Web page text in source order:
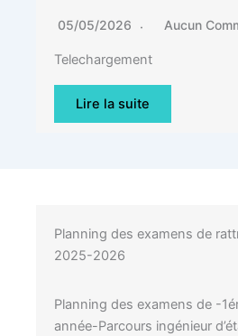
05/05/2026 Aucun
Telechargement
Lire la suite
Planning des examens de
2025-2026
Planning des examens de -
année-Parcours ingénieur